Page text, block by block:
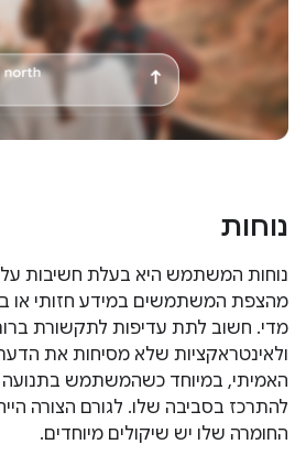
נוחות
נוחות המשתמש היא בעלת חשיבות
מהצפת המשתמשים במידע חזותי או
מדי. חשוב לתת עדיפות לתקשורת
ולאינטראקציות שלא מסיחות את
האמיתי, במיוחד כשהמשתמש בתנועה
להתרכז בסביבה שלו. לגורם הצורה
החומרה שלו יש שיקולים מיוחדים.